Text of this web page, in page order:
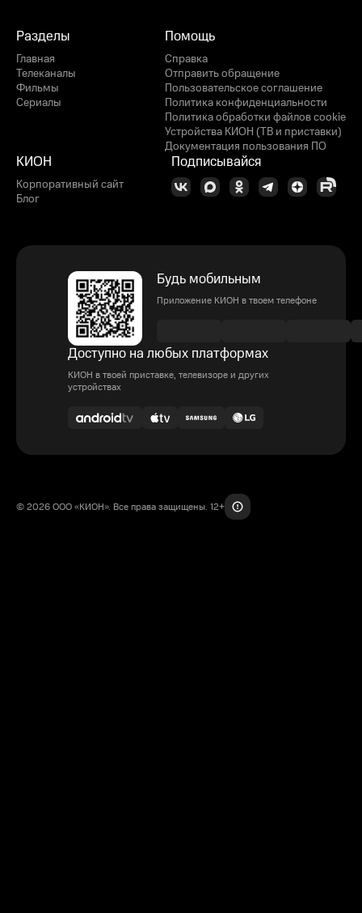
Разделы
Главная
Телеканалы
Фильмы
Сериалы
Помощь
Справка
Отправить обращение
Пользовательское соглашение
Политика конфиденциальности
Политика обработки файлов cookie
Устройства КИОН (ТВ и приставки)
Документация пользования ПО
КИОН
Корпоративный сайт
Блог
Подписывайся
Будь мобильным
Приложение КИОН в твоем телефоне
Доступно на любых платформах
КИОН в твоей приставке, телевизоре и других
устройствах
© 2026 ООО «КИОН». Все права защищены. 12+